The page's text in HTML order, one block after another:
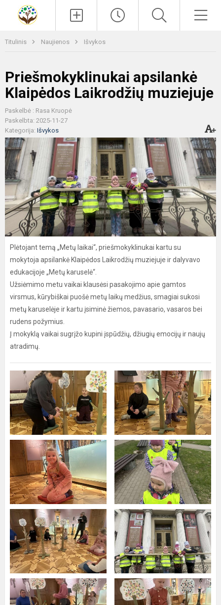
Titulinis Naujienos Išvykos
Priešmokyklinukai apsilankė
Klaipėdos Laikrodžių muziejuje
Paskelbė : Rasa Kruopė
Paskelbta: 2025-11-27
Kategorija: Išvykos
Plėtojant temą „Metų laikai“, priešmokyklinukai kartu su
mokytoja apsilankė Klaipėdos Laikrodžių muziejuje ir dalyvavo
edukacijoje „Metų karuselė“.
Užsiėmimo metu vaikai klausėsi pasakojimo apie gamtos
virsmus, kūrybiškai puošė metų laikų medžius, smagiai sukosi
metų karuselėje ir kartu įsiminė žiemos, pavasario, vasaros bei
rudens požymius.
Į mokyklą vaikai sugrįžo kupini įspūdžių, džiugių emocijų ir naujų
atradimų.